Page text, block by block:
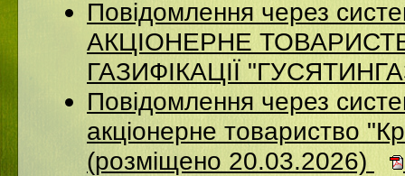
Повідомлення через
АКЦІОНЕРНЕ
ГАЗИФІКАЦІЇ
Повідомлення через
акцiонерне товариство
(розміщено 20.03.2026)